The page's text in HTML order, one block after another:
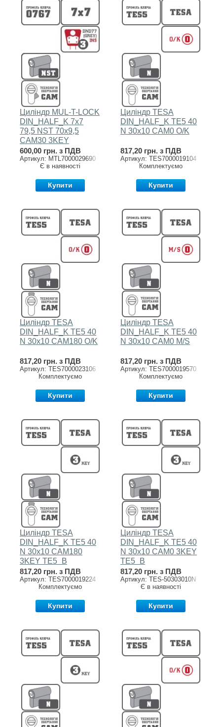
Циліндр MUL-T-LOCK
DIN_HALF_K 7x7
79,5 NST 70x9,5
CAM30 3KEY
DND77_GREY 0767
600,00 грн. з ПДВ
Артикул: MTL7000029690
Є в наявності
Купити
Циліндр TESA
DIN_HALF_K TE5 40
N 30x10 CAM0 O/K
817,20 грн. з ПДВ
Артикул: TES7000019104
Комплектуємо
Купити
Циліндр TESA
DIN_HALF_K TE5 40
N 30x10 CAM180 O/K
817,20 грн. з ПДВ
Артикул: TES7000023106
Комплектуємо
Купити
Циліндр TESA
DIN_HALF_K TE5 40
N 30x10 CAM0 M/S
817,20 грн. з ПДВ
Артикул: TES7000019570
Комплектуємо
Купити
Циліндр TESA
DIN_HALF_K TE5 40
N 30x10 CAM180
3KEY TE5_B
817,20 грн. з ПДВ
Артикул: TES7000019224
Комплектуємо
Купити
Циліндр TESA
DIN_HALF_K TE5 40
N 30x10 CAM0 3KEY
TE5_B
817,20 грн. з ПДВ
Артикул: TES-50303010N
Є в наявності
Купити